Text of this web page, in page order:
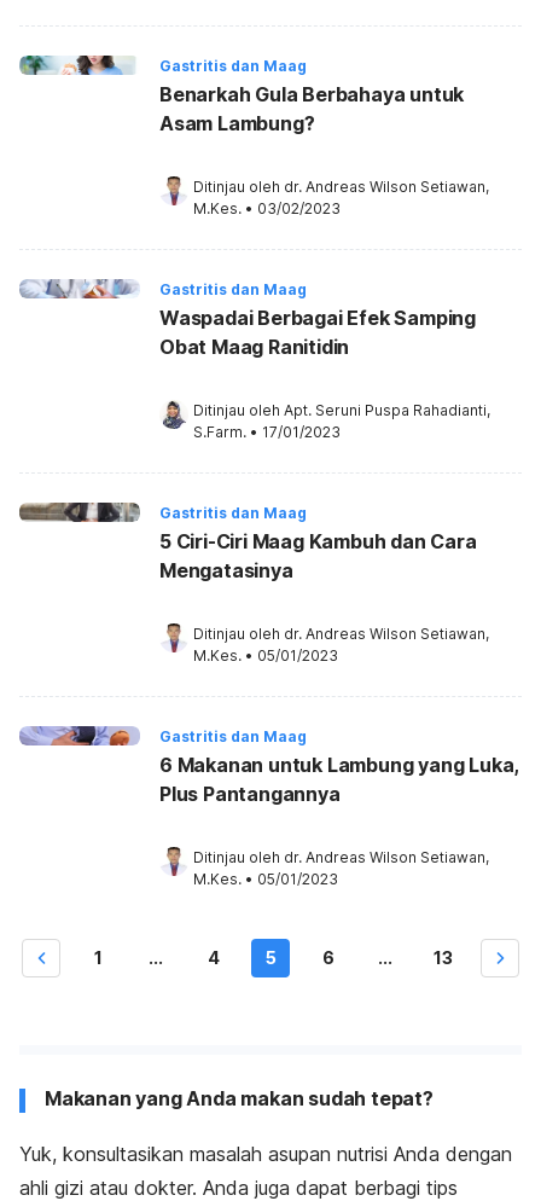
Gastritis dan Maag
Benarkah Gula Berbahaya untuk
Asam Lambung?
Ditinjau oleh dr. Andreas Wilson Setiawan,
M.Kes. • 03/02/2023
Gastritis dan Maag
Waspadai Berbagai Efek Samping
Obat Maag Ranitidin
Ditinjau oleh Apt. Seruni Puspa Rahadianti,
S.Farm. • 17/01/2023
Gastritis dan Maag
5 Ciri-Ciri Maag Kambuh dan Cara
Mengatasinya
Ditinjau oleh dr. Andreas Wilson Setiawan,
M.Kes. • 05/01/2023
Gastritis dan Maag
6 Makanan untuk Lambung yang Luka,
Plus Pantangannya
Ditinjau oleh dr. Andreas Wilson Setiawan,
M.Kes. • 05/01/2023
1 ... 4 5 6 ... 13
Makanan yang Anda makan sudah tepat?
Yuk, konsultasikan masalah asupan nutrisi Anda dengan
ahli gizi atau dokter. Anda juga dapat berbagi tips